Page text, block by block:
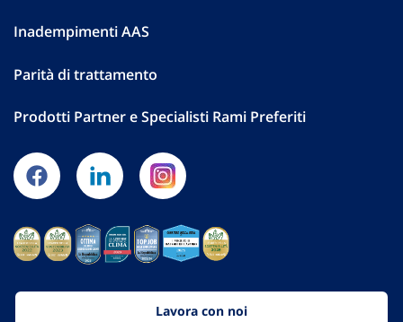
Inadempimenti AAS
Parità di trattamento
Prodotti Partner e Specialisti Rami Preferiti
Lavora con noi